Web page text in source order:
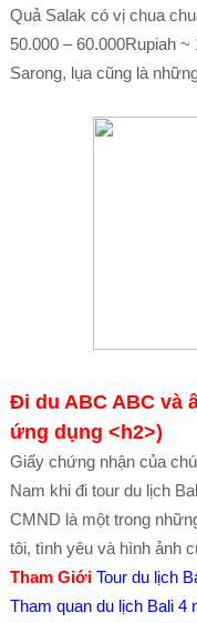
Quả Salak có vị chua
50.000 – 60.000Rupiah
Sarong, lụa cũng là
Đi du ABC ABC và
ứng dụng <h2>)
Giấy chứng nhận của
Nam khi đi tour du lịch
CMND là một trong
tôi, tình yêu và hình ảnh
Tham Giới Tour du lịch
Tham quan du lịch Bali 4